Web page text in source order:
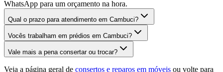
WhatsApp para um orçamento na hora.
Qual o prazo para atendimento em Cambuci?
Vocês trabalham em prédios em Cambuci?
Vale mais a pena consertar ou trocar?
Veja a página geral de consertos e reparos em móveis ou volte para